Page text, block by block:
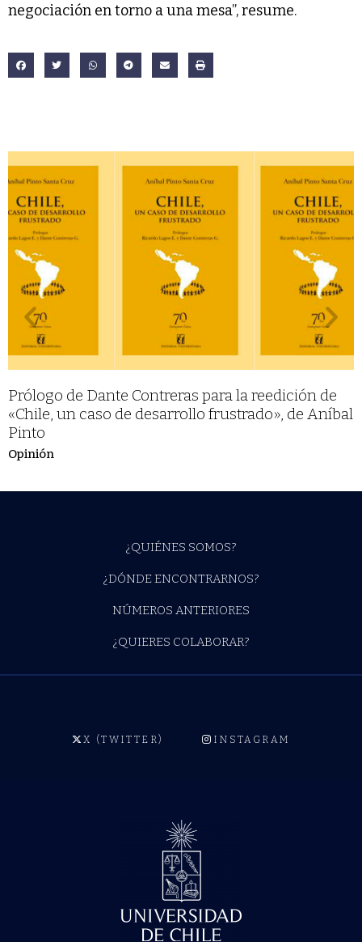
negociación en torno a una mesa”, resume.
Prólogo de Dante Contreras para la reedición de
«Chile, un caso de desarrollo frustrado», de Aníbal
Pinto
Opinión
¿QUIÉNES SOMOS?
¿DÓNDE ENCONTRARNOS?
NÚMEROS ANTERIORES
¿QUIERES COLABORAR?
X (TWITTER) INSTAGRAM